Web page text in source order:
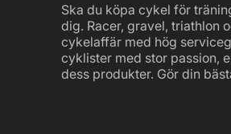
Ska du köpa cykel för
dig. Racer, gravel, triathlon
cykelaffär med hög
cyklister med stor passion,
dess produkter. Gör din